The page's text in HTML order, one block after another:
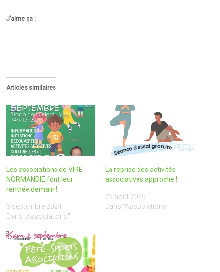
J’aime ça :
Articles similaires
Les associations de VIRE
NORMANDIE font leur
rentrée demain !
6 septembre 2024
Dans "Associations"
La reprise des activités
associatives approche !
26 août 2025
Dans "Associations"